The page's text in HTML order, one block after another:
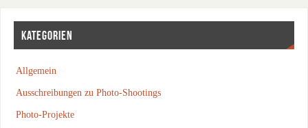
KATEGORIEN
Allgemein
Ausschreibungen zu Photo-Shootings
Photo-Projekte